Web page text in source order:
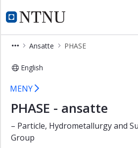
NTNU Hjemmeside
Institutt for kjemisk
Ansatte PHASE
English
Ansatte - PHASE
×
Forsiden
Ansatte
Katalyse
PHASE
og
MENY
PHASE - ansatte
– Particle, Hydrometallurgy and
Group